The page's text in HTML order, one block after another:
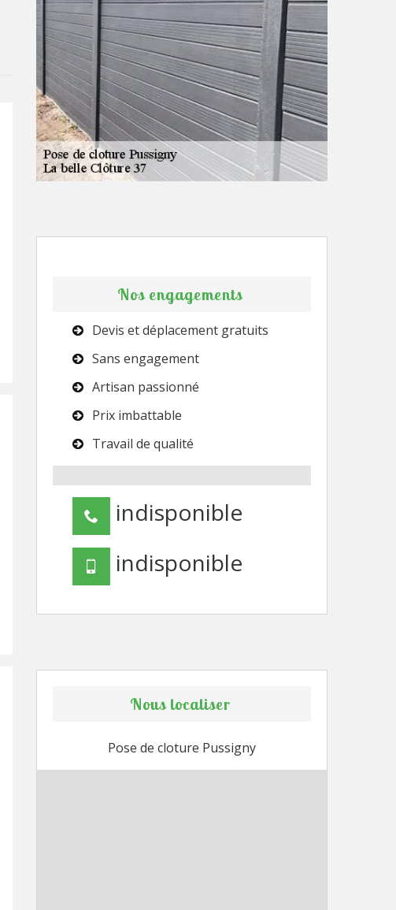
Nos engagements
Devis et déplacement gratuits
Sans engagement
Artisan passionné
Prix imbattable
Travail de qualité
indisponible
indisponible
Nous localiser
Pose de cloture Pussigny